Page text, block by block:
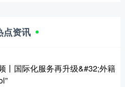
点资讯
丨国际化服务再升级&#32;外籍